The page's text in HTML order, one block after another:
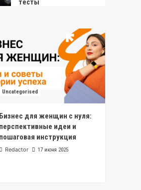
тесты
Бизнес для женщин с
нуля: перспективные
идеи и пошаговая
инструкция
Uncategorised
Как победить в
тендере: пошаговое
Uncategorised
Программа
энергосбережения для
Uncategorised
Бизнес для женщин с нуля:
перспективные идеи и
пошаговая инструкция
Redactor 17 июня 2025